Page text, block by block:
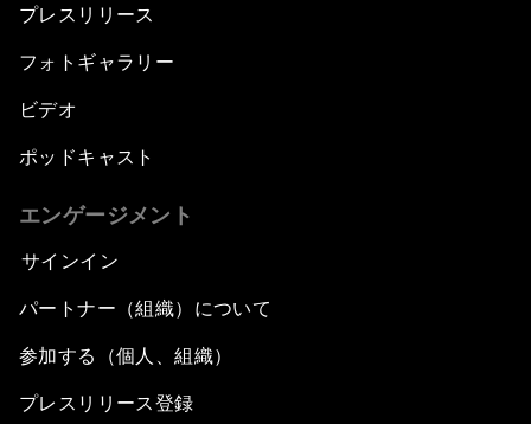
プレスリリース
フォトギャラリー
ビデオ
ポッドキャスト
エンゲージメント
サインイン
パートナー（組織）について
参加する（個人、組織）
プレスリリース登録